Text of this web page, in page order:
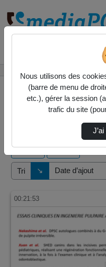
17 vidéos
Tri ↘
Direction de tri
00:21:53
Nous utilisons des
(barre de menu de
etc.), gérer la session
trafic du site